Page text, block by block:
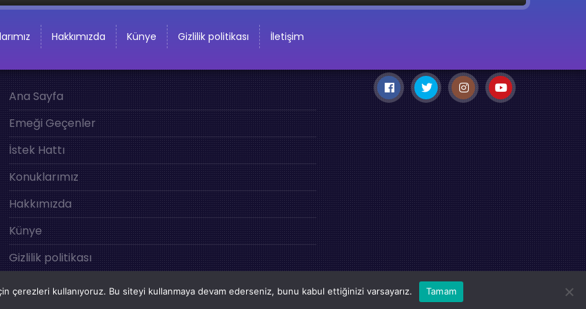
Hakkımızda Künye Gizlilik politikası İletişim
Ana Sayfa
Emeği Geçenler
İstek Hattı
Konuklarımız
Hakkımızda
Künye
Gizlilik politikası
İletişim
çerezleri kullanıyoruz. Bu siteyi kullanmaya devam ederseniz, bunu kabul ettiğinizi varsayarız. Tamam